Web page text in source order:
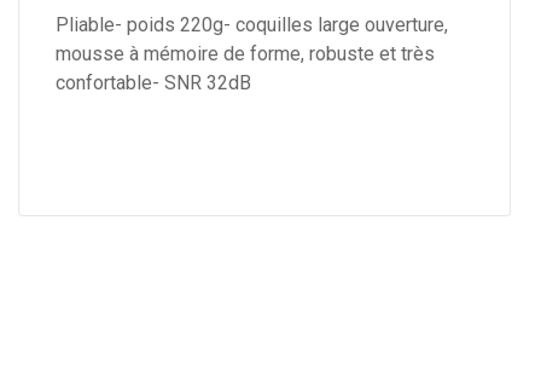
Pliable- poids 220g- coquilles large ouverture,
mousse à mémoire de forme, robuste et très
confortable- SNR 32dB